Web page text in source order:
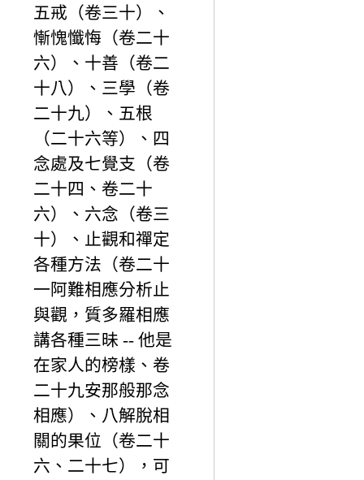
五戒（卷三十）、
慚愧懺悔（卷二十
六）、十善（卷二
十八）、三學（卷
二十九）、五根
（二十六等）、四
念處及七覺支（卷
二十四、卷二十
六）、六念（卷三
十）、止觀和禪定
各種方法（卷二十
一阿難相應分析止
與觀，質多羅相應
講各種三昧 -- 他是
在家人的榜樣、卷
二十九安那般那念
相應）、八解脫相
關的果位（卷二十
六、二十七），可